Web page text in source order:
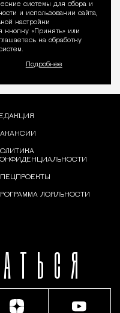
системы для сбора и
и использовании сайта,
настройки
кнопку «Принять» или
на обработку
Подробнее
ЛОЯЛЬНОСТИ